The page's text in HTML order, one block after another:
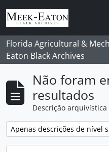
Skip to main content
Florida Agricultural &
Eaton Black Archives
Não foram
resultados
Descrição arquivística
Remover filtro:
Apenas descrições de nível